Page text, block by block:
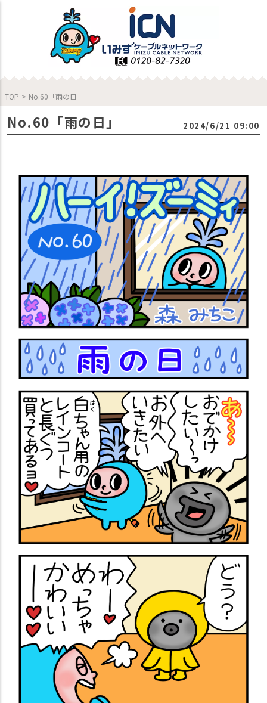
TOP > No.60「雨の日」
No.60「雨の日」 2024/6/21 09:00